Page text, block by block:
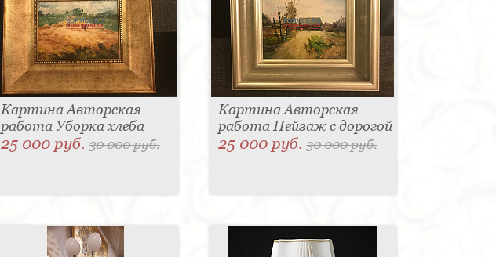
Картина Авторская
работа Уборка хлеба
25 000 руб. 30 000 руб.
Картина Авторская
работа Пейзаж с дорогой
25 000 руб.30 000 руб.